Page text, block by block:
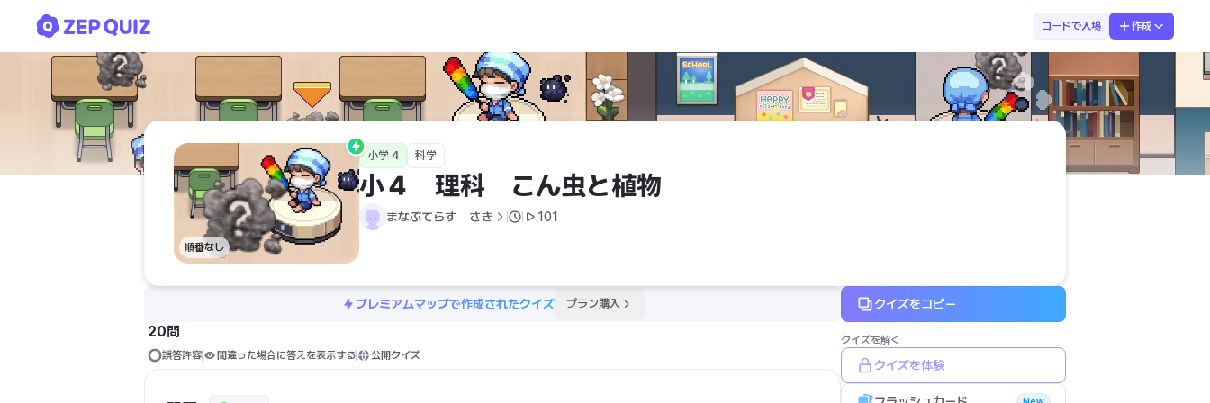
コードで入場 作成
まなぶてらす　さき
順番なし
小学 4 科学
小４　理科　こん虫と植物
まなぶてらす　さき 101
プレミアムマップで作成されたクイズ プラン購入
20問
誤答許容 間違った場合に答えを表示する 公開クイズ
クイズをコピー
クイズを解く
クイズを体験